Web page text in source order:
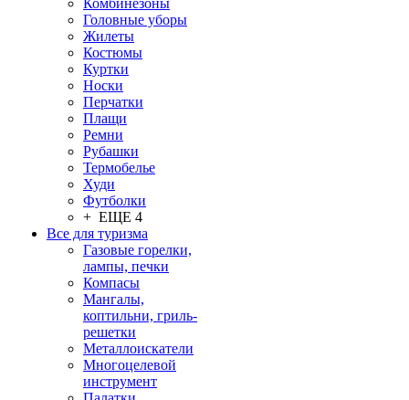
Комбинезоны
Головные уборы
Жилеты
Костюмы
Куртки
Носки
Перчатки
Плащи
Ремни
Рубашки
Термобелье
Худи
Футболки
+ ЕЩЕ 4
Все для туризма
Газовые горелки,
лампы, печки
Компасы
Мангалы,
коптильни, гриль-
решетки
Металлоискатели
Многоцелевой
инструмент